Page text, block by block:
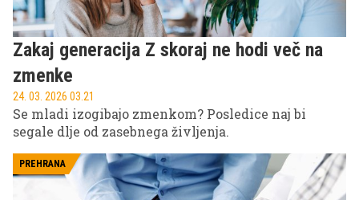
Zakaj generacija Z skoraj ne hodi več na
zmenke
24. 03. 2026 03.21
Se mladi izogibajo zmenkom? Posledice naj bi
segale dlje od zasebnega življenja.
PREHRANA